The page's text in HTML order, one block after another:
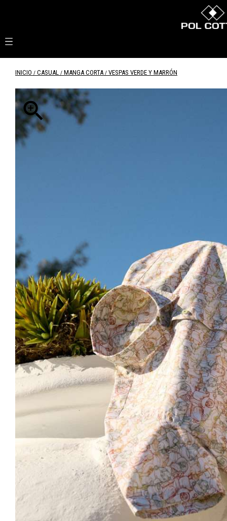
INICIO CASUAL MANGA CORTA VESPAS VERDE Y MARRÓN
